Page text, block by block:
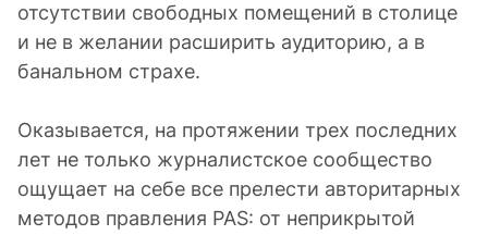
отсутствии свободных помещений в столице
и не в желании расширить аудиторию, а в
банальном страхе.
Оказывается, на протяжении трех последних
лет не только журналистское сообщество
ощущает на себе все прелести авторитарных
методов правления PAS: от неприкрытой